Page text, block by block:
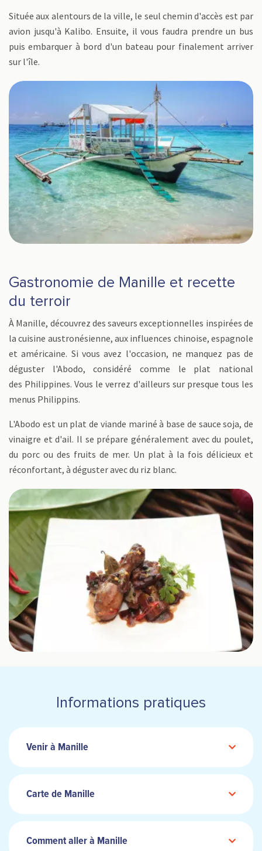
Située aux alentours de la ville, le seul chemin d'accès est par
avion jusqu'à Kalibo. Ensuite, il vous faudra prendre un bus
puis embarquer à bord d'un bateau pour finalement arriver
sur l'île.
Gastronomie de Manille et recette
du terroir
À Manille, découvrez des saveurs exceptionnelles inspirées de
la cuisine austronésienne, aux influences chinoise, espagnole
et américaine. Si vous avez l'occasion, ne manquez pas de
déguster l'Abodo, considéré comme le plat national
des Philippines. Vous le verrez d'ailleurs sur presque tous les
menus Philippins.
L'Abodo est un plat de viande mariné à base de sauce soja, de
vinaigre et d'ail. Il se prépare généralement avec du poulet,
du porc ou des fruits de mer. Un plat à la fois délicieux et
réconfortant, à déguster avec du riz blanc.
Informations pratiques
Venir à Manille
Carte de Manille
Comment aller à Manille